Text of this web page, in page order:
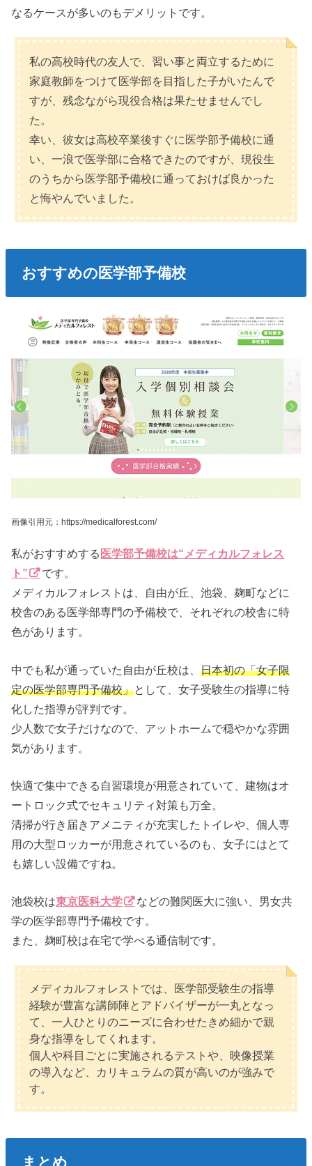
なるケースが多いのもデメリットです。
私の高校時代の友人で、習い事と両立するために
家庭教師をつけて医学部を目指した子がいたんで
すが、残念ながら現役合格は果たせませんでし
た。
幸い、彼女は高校卒業後すぐに医学部予備校に通
い、一浪で医学部に合格できたのですが、現役生
のうちから医学部予備校に通っておけば良かった
と悔やんでいました。
おすすめの医学部予備校
画像引用元：https://medicalforest.com/
私がおすすめする 医学部予備校は“メディカルフォレス
ト”
です。
メディカルフォレストは、自由が丘、池袋、麹町などに
校舎のある医学部専門の予備校で、それぞれの校舎に特
色があります。
中でも私が通っていた自由が丘校は、日本初の「女子限
定の医学部専門予備校」として、女子受験生の指導に特
化した指導が評判です。
少人数で女子だけなので、アットホームで穏やかな雰囲
気があります。
快適で集中できる自習環境が用意されていて、建物はオ
ートロック式でセキュリティ対策も万全。
清掃が行き届きアメニティが充実したトイレや、個人専
用の大型ロッカーが用意されているのも、女子にはとて
も嬉しい設備ですね。
池袋校は東京医科大学
などの難関医大に強い、男女共
学の医学部専門予備校です。
また、麹町校は在宅で学べる通信制です。
メディカルフォレストでは、医学部受験生の指導
経験が豊富な講師陣とアドバイザーが一丸となっ
て、一人ひとりのニーズに合わせたきめ細かで親
身な指導をしてくれます。
個人や科目ごとに実施されるテストや、映像授業
の導入など、カリキュラムの質が高いのが強みで
す。
まとめ